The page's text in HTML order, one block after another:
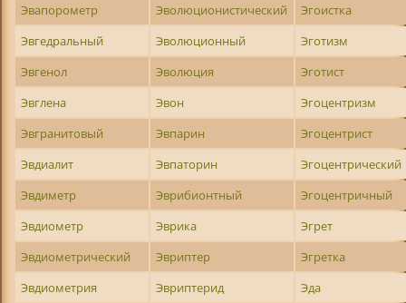
Эвапорометр
Эволюционистический
Эгоистка
Эвгедральный
Эволюционный
Эготизм
Эвгенол
Эволюция
Эготист
Эвглена
Эвон
Эгоцентризм
Эвгранитовый
Эвпарин
Эгоцентрист
Эвдиалит
Эвпаторин
Эгоцентрический
Эвдиметр
Эврибионтный
Эгоцентричный
Эвдиометр
Эврика
Эгрет
Эвдиометрический
Эвриптер
Эгретка
Эвдиометрия
Эвриптерид
Эда